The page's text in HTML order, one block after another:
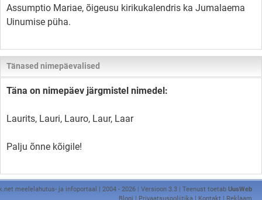
Assumptio Mariae, õigeusu kirikukalendris ka Jumalaema
Uinumise püha.
Tänased nimepäevalised
Täna on nimepäev järgmistel nimedel:
Laurits, Lauri, Lauro, Laur, Laar
Palju õnne kõigile!
meelelahutus- ja infoportaal | 2004 - 2026 | Versioon 3.3 | Teenust toetab UusWeb